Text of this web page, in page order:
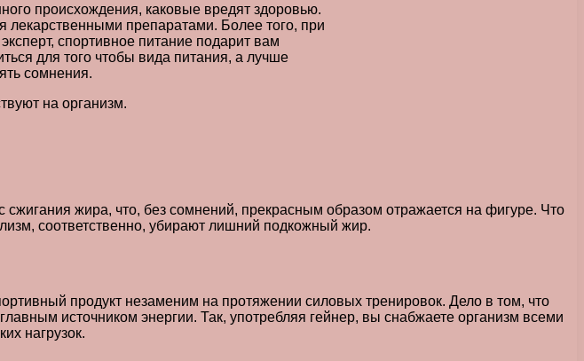
происхождения, каковые вредят здоровью.
лекарственными препаратами. Более того, при
спортивное питание подарит вам
для того чтобы вида питания, а лучше
сомнения.
на организм.
жира, что, без сомнений, прекрасным образом отражается на фигуре. Что
соответственно, убирают лишний подкожный жир.
продукт незаменим на протяжении силовых тренировок. Дело в том, что
источником энергии. Так, употребляя гейнер, вы снабжаете организм всеми
нагрузок.